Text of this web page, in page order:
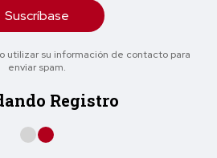
Suscríbase
utilizar su información de contacto para
enviar spam.
Registro